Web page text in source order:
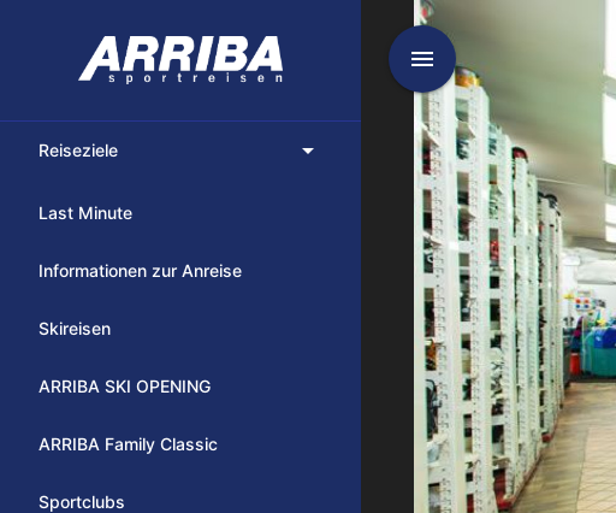
Reiseziele arrow_drop_down
Last Minute
Informationen zur Anreise
Skireisen
ARRIBA SKI OPENING
ARRIBA Family Classic
Sportclubs
menu